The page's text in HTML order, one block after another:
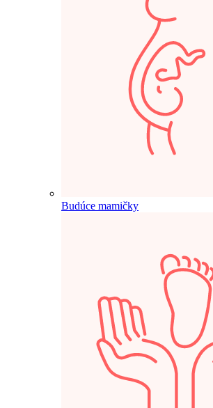
Budúce mamičky